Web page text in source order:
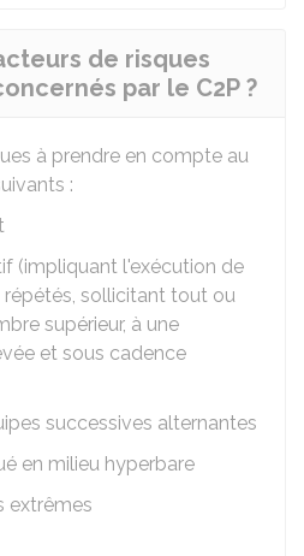
de risques
par le C2P ?
à prendre en compte au
:
(impliquant l'exécution de
sollicitant tout ou
supérieur, à une
et sous cadence
successives alternantes
en milieu hyperbare
extrêmes